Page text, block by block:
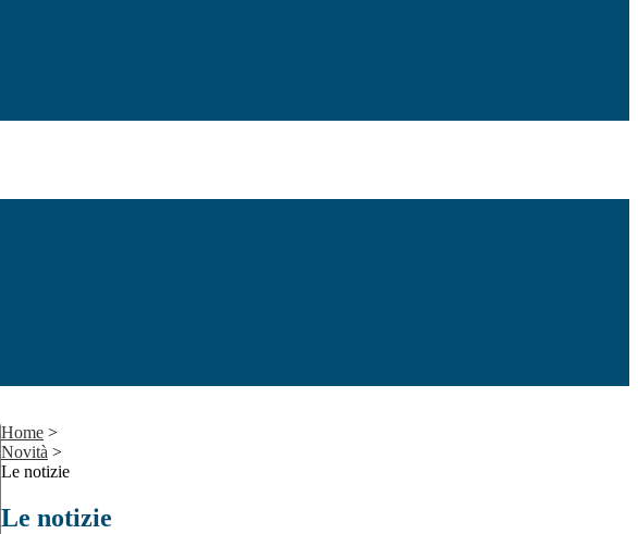
Home >
Novità >
Le notizie
Le notizie